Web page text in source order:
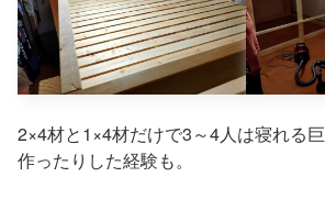
2×4材と1×4材だけで3～4人は寝れる
作ったりした経験も。